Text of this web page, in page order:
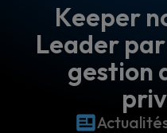
Keeper
Leader par
gestion